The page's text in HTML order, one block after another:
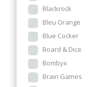
Blackrock
Bleu Orange
Blue Cocker
Board & Dice
Bombyx
Brain Games